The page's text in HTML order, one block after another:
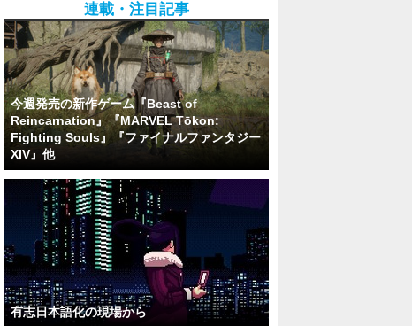
連載・注目記事
今週発売の新作ゲーム『Beast of
Reincarnation』『MARVEL Tōkon:
Fighting Souls』『ファイナルファンタジー
XIV』他
有志日本語化の現場から